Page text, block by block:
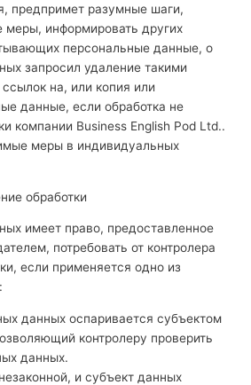
предпримет разумные шаги,
меры, информировать других
персональные данные, о
запросил удаление такими
на, или копия или
данные, если обработка не
компании Business English Pod Ltd..
меры в индивидуальных
обработки
имеет право, предоставленное
потребовать от контролера
если применяется одно из
данных оспаривается субъектом
контролеру проверить
данных.
и субъект данных